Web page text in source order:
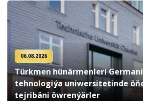
06.08.2026
Türkmen hünärmenleri
tehnologiýa uniwersitetinde
tejribäni öwrenýärler